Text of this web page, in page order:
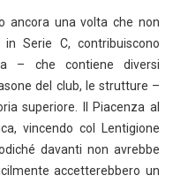
ancora una volta che non
Serie C, contribuiscono
– che contiene diversi
del club, le strutture –
superiore. Il Piacenza al
vincendo col Lentigione
davanti non avrebbe
accetterebbero un